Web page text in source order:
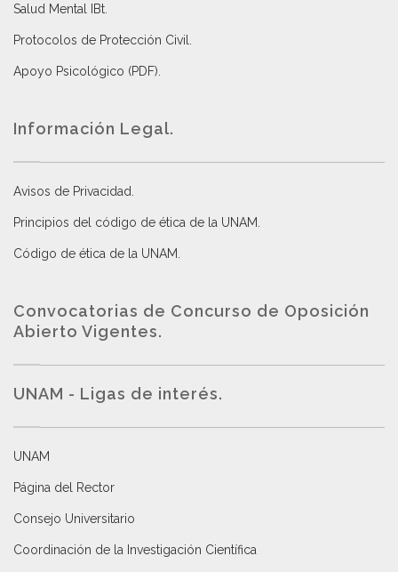
Salud Mental IBt
Protocolos de Protección Civil
Apoyo Psicológico (PDF)
Información Legal.
Avisos de Privacidad
Principios del código de ética de la UNAM
Código de ética de la UNAM
Convocatorias de Concurso de Oposición
Abierto Vigentes.
UNAM - Ligas de interés.
UNAM
Página del Rector
Consejo Universitario
Coordinación de la Investigación Científica